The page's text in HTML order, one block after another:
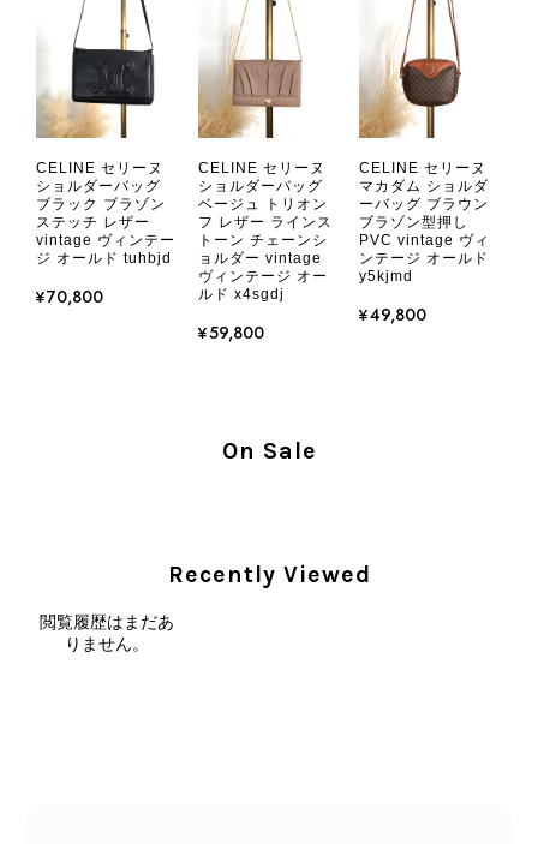
す。 VintageShop solo
2026/08/05
とても気に入りました、目立たないシャネルのロゴがとてもいい
です
この度はご購入いただき、そして素敵
心いたしました。 また、商品からヴ
す。 また気になる商品やご不明な点
CELINE セリーヌ
ショルダーバッグ
ブラック ブラゾン
ステッチ レザー
vintage ヴィンテー
ジ オールド tuhbjd
¥70,800
CELINE セリーヌ
ショルダーバッグ
ベージュ トリオン
フ レザー ラインス
トーン チェーンシ
ョルダー vintage
ヴィンテージ オー
ルド x4sgdj
¥59,800
CELINE セリーヌ
マカダム ショルダ
ーバッグ ブラウン
ブラゾン型押し
PVC vintage ヴィ
ンテージ オールド
y5kjmd
¥49,800
On Sale
Recently Viewed
閲覧履歴はまだあ
りません。